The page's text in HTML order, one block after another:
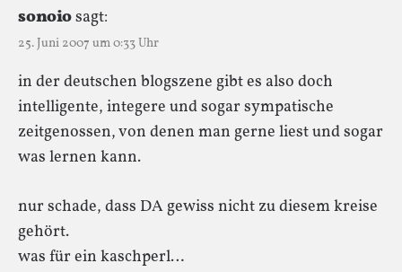
sonoiosagt:
25. Juni 2007 um 0:33 Uhr
in der deutschen blogszene gibt es also doch
intelligente, integere und sogar sympatische
zeitgenossen, von denen man gerne liest und sogar
was lernen kann.
nur schade, dass DA gewiss nicht zu diesem kreise
gehört.
was für ein kaschperl…